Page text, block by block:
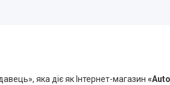
яка діє як Інтернет-магазин